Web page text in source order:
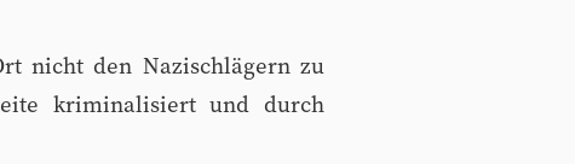
nicht den Nazischlägern zu
kriminalisiert und durch